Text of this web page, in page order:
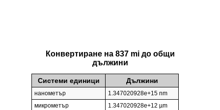
Конвертиране на 837 mi до общи
дължини
Системи единици Дължини
нанометър
1.347020928e+15 nm
микрометър
1.347020928e+12 µm